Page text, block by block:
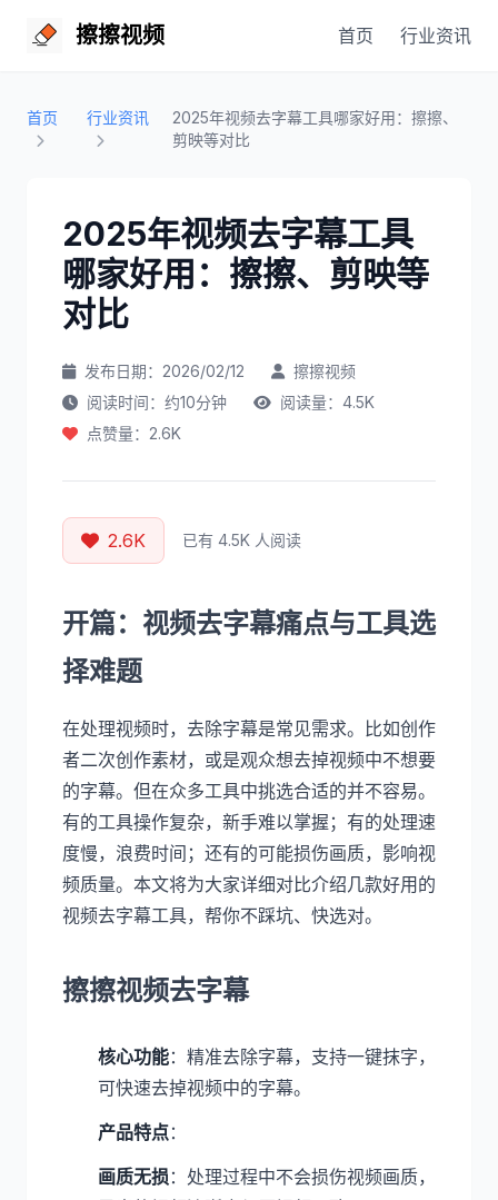
擦擦视频 首页 行业资讯
首页 行业资讯
2025年视频去字幕工具哪家好用：擦擦、
剪映等对比
2025年视频去字幕工具
哪家好用：擦擦、剪映等
对比
发布日期：2026/02/12
擦擦视频
阅读时间：约10分钟
阅读量：4.5K
点赞量：2.6K
2.6K 已有 4.5K 人阅读
开篇：视频去字幕痛点与工具选
择难题
在处理视频时，去除字幕是常见需求。比如创作
者二次创作素材，或是观众想去掉视频中不想要
的字幕。但在众多工具中挑选合适的并不容易。
有的工具操作复杂，新手难以掌握；有的处理速
度慢，浪费时间；还有的可能损伤画质，影响视
频质量。本文将为大家详细对比介绍几款好用的
视频去字幕工具，帮你不踩坑、快选对。
擦擦视频去字幕
核心功能：精准去除字幕，支持一键抹字，
可快速去掉视频中的字幕。
产品特点：
画质无损 ：处理过程中不会损伤视频画质，